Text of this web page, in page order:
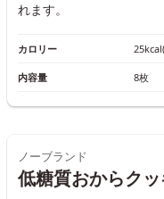
れます。
カロリー
内容量 8枚
ノーブランド
低糖質おからク